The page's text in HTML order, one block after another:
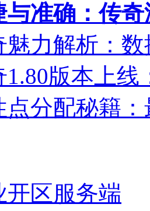
与准确：传奇
魅力解析：
1.80版本上线
点分配秘籍
开区服务端